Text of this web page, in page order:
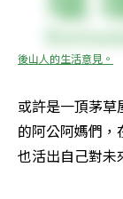
後山人的生活意見。
或許是一頂茅
的阿公阿媽們，
也活出自己對未